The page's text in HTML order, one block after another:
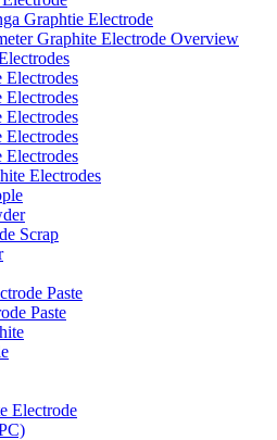
Graphtie Electrode
Graphite Electrode Overview
Electrodes
Electrodes
Electrodes
Electrodes
Electrodes
Electrodes
Scrap
Paste
Paste
Electrode